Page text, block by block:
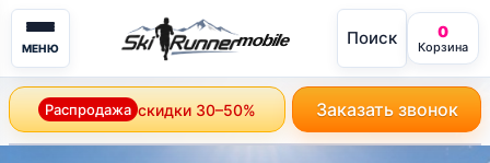
МЕНЮ mobile Поиск 0
Корзина
Распродажа скидки 30–50% Заказать звонок